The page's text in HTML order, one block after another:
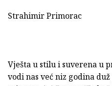
Strahimir Primorac
Vješta u stilu i suverena u
vodi nas već niz godina